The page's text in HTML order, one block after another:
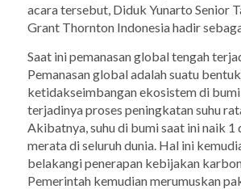
acara tersebut, Diduk Yunarto Senior
Grant Thornton Indonesia hadir
Saat ini pemanasan global tengah
Pemanasan global adalah suatu bentuk
ketidakseimbangan ekosistem di
terjadinya proses peningkatan suhu
Akibatnya, suhu di bumi saat ini naik 1
merata di seluruh dunia. Hal ini
belakangi penerapan kebijakan
Pemerintah kemudian merumuskan